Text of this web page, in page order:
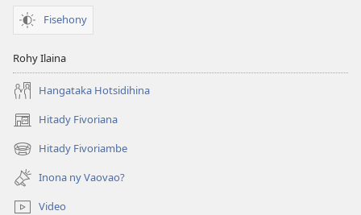
Fisehony
Rohy Ilaina
Hangataka Hotsidihina
Hitady Fivoriana
(manokatra
rohy) Hitady Fivoriambe
(manokatra
rohy) Inona ny Vaovao?
Video